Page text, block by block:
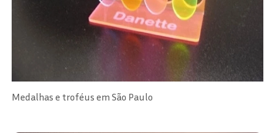
Medalhas e troféus em São Paulo